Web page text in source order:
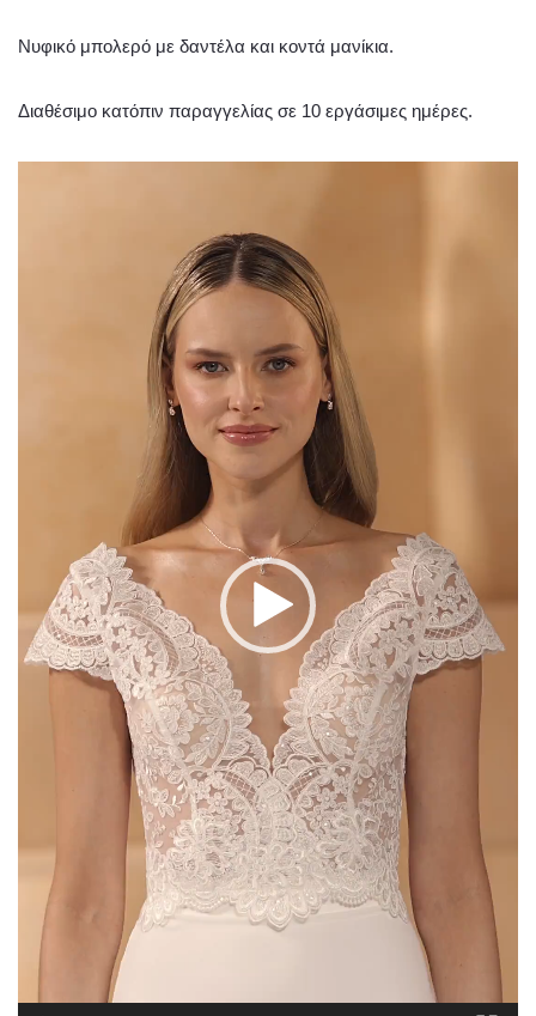
Νυφικό μπολερό με δαντέλα και κοντά μανίκια.
Διαθέσιμο κατόπιν παραγγελίας σε 10 εργάσιμες ημέρες.